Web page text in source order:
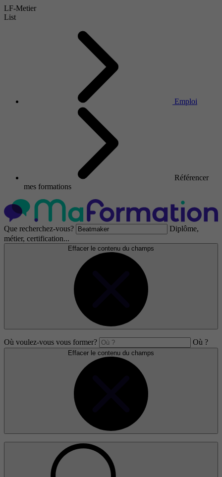
LF-Metier
List
Emploi
Référencer
mes formations
Que recherchez-vous?
Diplôme,
métier, certification...
Effacer le contenu du champs
Où voulez-vous vous former? Où ?
Effacer le contenu du champs